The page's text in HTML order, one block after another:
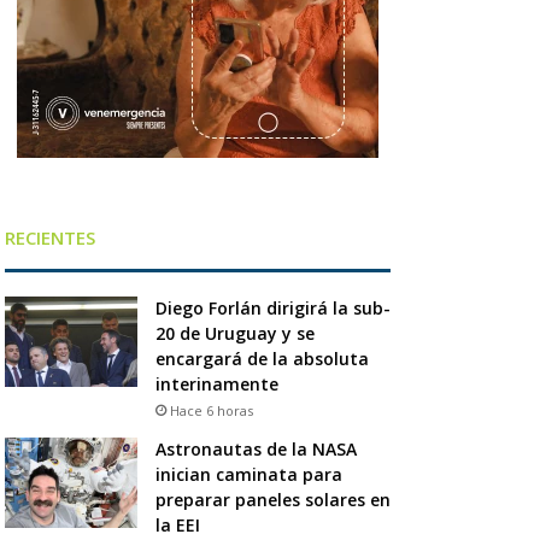
RECIENTES
Diego Forlán dirigirá la sub-
20 de Uruguay y se
encargará de la absoluta
interinamente
Hace 6 horas
Astronautas de la NASA
inician caminata para
preparar paneles solares en
la EEI